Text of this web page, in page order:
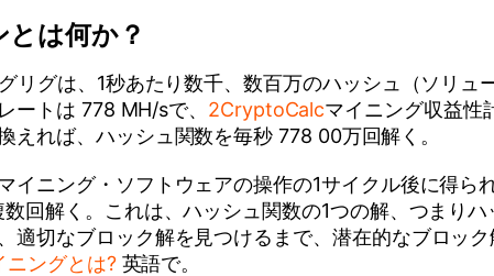
は何か？
リグは、1秒あたり数千、数百万のハッシュ（ソリ
ートは 778 MH/sで、 2CryptoCalcマイニング収益性
えれば、ハッシュ関数を毎秒 778 00万回解く。
イニング・ソフトウェアの操作の1サイクル後に得
数回解く。これは、ハッシュ関数の1つの解、つまり
適切なブロック解を見つけるまで、潜在的なブロッ
ニングとは?英語で。